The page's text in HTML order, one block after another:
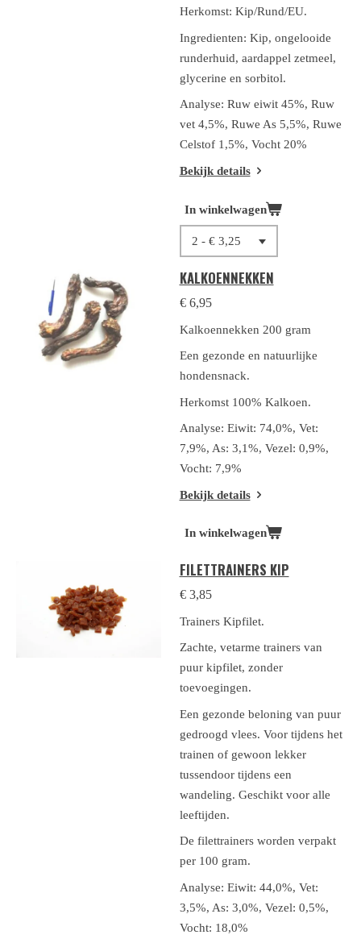
Herkomst: Kip/Rund/EU.
Ingredienten: Kip, ongelooide
runderhuid, aardappel zetmeel,
glycerine en sorbitol.
Analyse: Ruw eiwit 45%, Ruw
vet 4,5%, Ruwe As 5,5%, Ruwe
Celstof 1,5%, Vocht 20%
Bekijk details
In winkelwagen
KALKOENNEKKEN
€ 6,95
Kalkoennekken 200 gram
Een gezonde en natuurlijke
hondensnack.
Herkomst 100% Kalkoen.
Analyse: Eiwit: 74,0%, Vet:
7,9%, As: 3,1%, Vezel: 0,9%,
Vocht: 7,9%
Bekijk details
In winkelwagen
FILETTRAINERS KIP
€ 3,85
Trainers Kipfilet.
Zachte, vetarme trainers van
puur kipfilet, zonder
toevoegingen.
Een gezonde beloning van puur
gedroogd vlees. Voor tijdens het
trainen of gewoon lekker
tussendoor tijdens een
wandeling. Geschikt voor alle
leeftijden.
De filettrainers worden verpakt
per 100 gram.
Analyse: Eiwit: 44,0%, Vet:
3,5%, As: 3,0%, Vezel: 0,5%,
Vocht: 18,0%